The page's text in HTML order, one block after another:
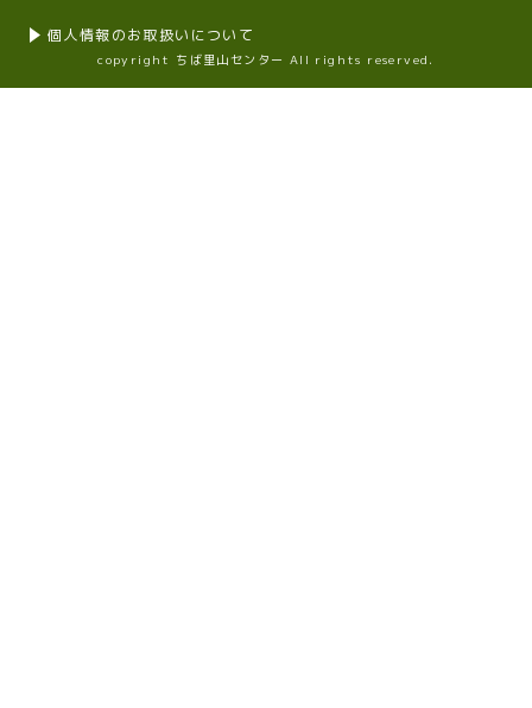
個人情報のお取扱いについて
copyright ちば里山センター All rights reserved.